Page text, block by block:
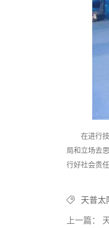
在进行
局和立场去
行好社会责
天普太
上一篇：